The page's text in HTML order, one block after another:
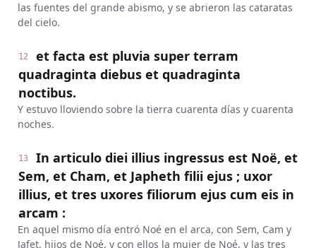
las fuentes del grande abismo, y se abrieron las cataratas
del cielo.
12
et facta est pluvia super terram
quadraginta diebus et quadraginta
noctibus.
Y estuvo lloviendo sobre la tierra cuarenta días y cuarenta
noches.
13
In articulo diei illius ingressus est Noë, et
Sem, et Cham, et Japheth filii ejus ; uxor
illius, et tres uxores filiorum ejus cum eis in
arcam :
En aquel mismo día entró Noé en el arca, con Sem, Cam y
Jafet, hijos de Noé, y con ellos la mujer de Noé, y las tres